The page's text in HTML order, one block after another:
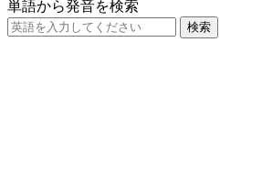
単語から発音を検索